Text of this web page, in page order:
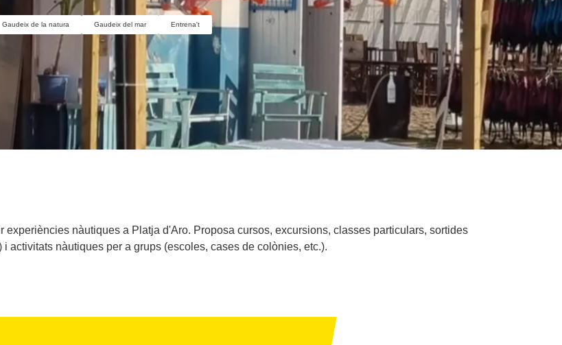
Gaudeix de la natura Gaudeix del mar Entrena't
nàutiques a Platja d'Aro. Proposa cursos, excursions, classes particulars, sortides
i activitats nàutiques per a grups (escoles, cases de colònies, etc.).